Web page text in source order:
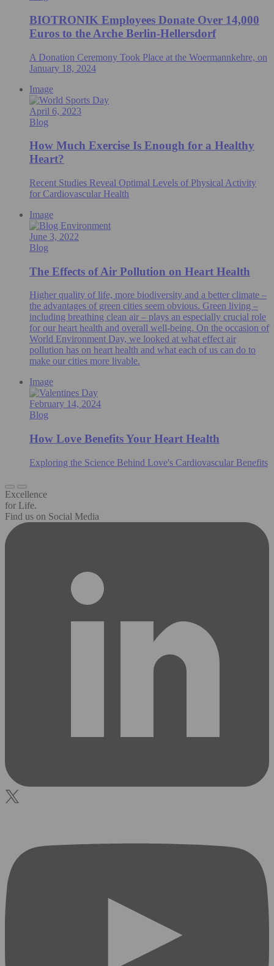
BIOTRONIK Employees Donate Over 14,000
Euros to the Arche Berlin-Hellersdorf
A Donation Ceremony Took Place at the Woermannkehre, on
January 18, 2024
Image
April 6, 2023
Blog
How Much Exercise Is Enough for a Healthy
Heart?
Recent Studies Reveal Optimal Levels of Physical Activity
for Cardiovascular Health
Image
June 3, 2022
Blog
The Effects of Air Pollution on Heart Health
Higher quality of life, more biodiversity and a better climate –
the advantages of green cities seem obvious. Green living –
including breathing clean air – plays an especially crucial role
for our heart health and overall well-being. On the occasion of
World Environment Day, we looked at what effect air
pollution has on heart health and what each of us can do to
make our cities more livable.
Image
February 14, 2024
Blog
How Love Benefits Your Heart Health
Exploring the Science Behind Love's Cardiovascular Benefits
Excellence
for Life.
Find us on Social Media